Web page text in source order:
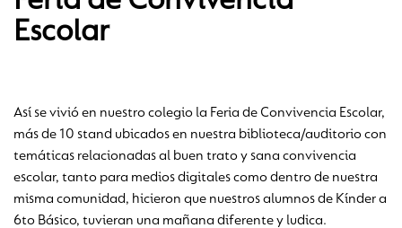
Escolar
Así se vivió en nuestro colegio la Feria de Convivencia Escolar,
más de 10 stand ubicados en nuestra biblioteca/auditorio con
temáticas relacionadas al buen trato y sana convivencia
escolar, tanto para medios digitales como dentro de nuestra
misma comunidad, hicieron que nuestros alumnos de Kínder a
6to Básico, tuvieran una mañana diferente y ludica.